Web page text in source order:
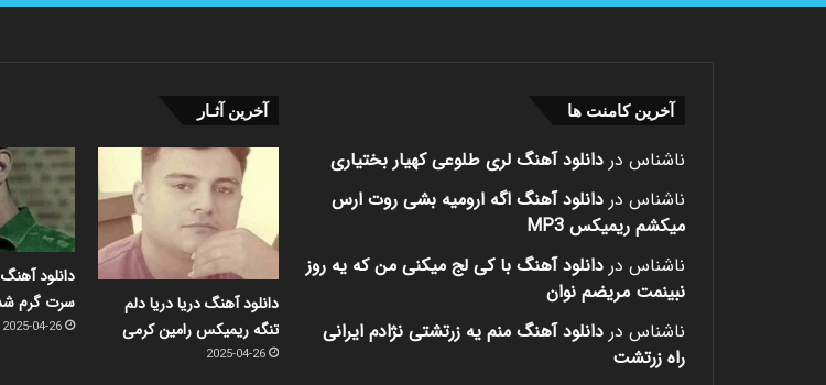
آخرین کامنت ها
ناشناس در دانلود آهنگ لری طلوعی کهیار بختیاری
ناشناس در دانلود آهنگ اگه ارومیه بشی روت ارس
میکشم ریمیکس MP3
ناشناس در دانلود آهنگ با کی لج میکنی من که یه روز
نبینمت مریضم نوان
ناشناس در دانلود آهنگ منم یه زرتشتی نژادم ایرانی
راه زرتشت
آخرین آثـار
دانلود آهنگ دریا دریا دلم
تنگه ریمیکس رامین کرمی
2025-04-26
دانلود
سرت گرم
2025-04-26